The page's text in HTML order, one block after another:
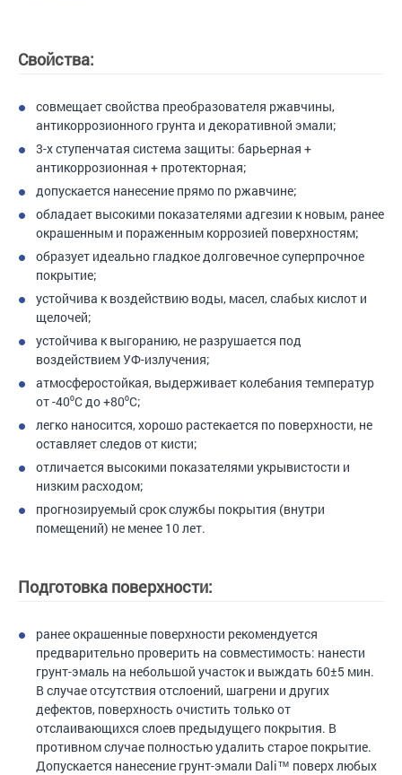
Свойства:
совмещает свойства преобразователя ржавчины,
антикоррозионного грунта и декоративной эмали;
3-х ступенчатая система защиты: барьерная +
антикоррозионная + протекторная;
допускается нанесение прямо по ржавчине;
обладает высокими показателями адгезии к новым, ранее
окрашенным и пораженным коррозией поверхностям;
образует идеально гладкое долговечное суперпрочное
покрытие;
устойчива к воздействию воды, масел, слабых кислот и
щелочей;
устойчива к выгоранию, не разрушается под
воздействием УФ-излучения;
атмосферостойкая, выдерживает колебания температур
от -40⁰C до +80⁰С;
легко наносится, хорошо растекается по поверхности, не
оставляет следов от кисти;
отличается высокими показателями укрывистости и
низким расходом;
прогнозируемый срок службы покрытия (внутри
помещений) не менее 10 лет.
Подготовка поверхности:
ранее окрашенные поверхности рекомендуется
предварительно проверить на совместимость: нанести
грунт-эмаль на небольшой участок и выждать 60±5 мин.
В случае отсутствия отслоений, шагрени и других
дефектов, поверхность очистить только от
отслаивающихся слоев предыдущего покрытия. В
противном случае полностью удалить старое покрытие.
Допускается нанесение грунт-эмали Dali™ поверх любых